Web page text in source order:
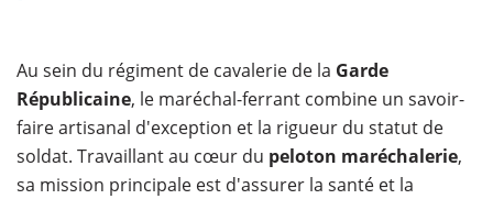
Au sein du régiment de cavalerie de la Garde
Républicaine, le maréchal-ferrant combine un savoir-
faire artisanal d'exception et la rigueur du statut de
soldat. Travaillant au cœur du peloton maréchalerie,
sa mission principale est d'assurer la santé et la